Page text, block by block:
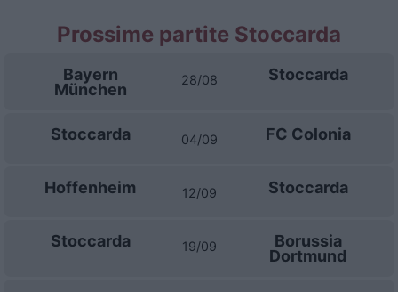
Prossime partite Stoccarda
Bayern
München
28/08 Stoccarda
Stoccarda 04/09 FC Colonia
Hoffenheim 12/09 Stoccarda
Stoccarda 19/09
Borussia
Dortmund